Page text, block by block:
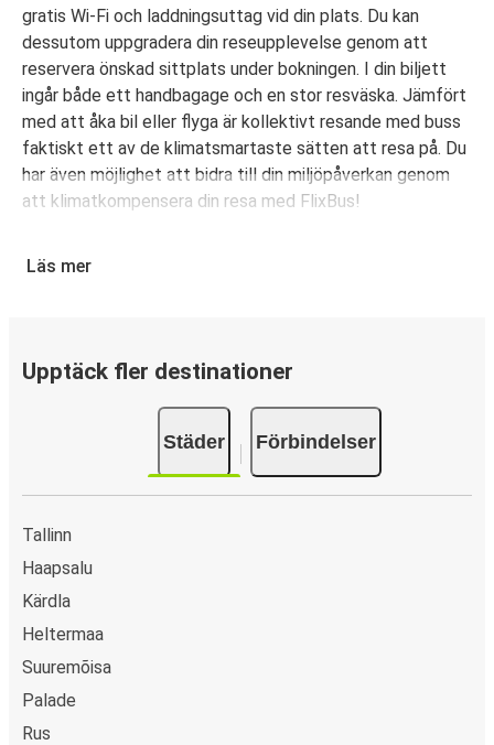
gratis Wi-Fi och laddningsuttag vid din plats. Du kan
dessutom uppgradera din reseupplevelse genom att
reservera önskad sittplats under bokningen. I din biljett
ingår både ett handbagage och en stor resväska. Jämfört
med att åka bil eller flyga är kollektivt resande med buss
faktiskt ett av de klimatsmartaste sätten att resa på. Du
har även möjlighet att bidra till din miljöpåverkan genom
att klimatkompensera din resa med FlixBus!
kort, Swish, PayPal, Google Pay och Apple Pay. N/A.
Läs mer
Upptäck fler destinationer
Städer Förbindelser
Tallinn
Haapsalu
Kärdla
Heltermaa
Suuremõisa
Palade
Rus